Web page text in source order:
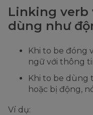
Linking verb
dùng như
Khi to be đóng
ngữ với thông
Khi to be dùng
hoặc bị động,
Ví dụ: